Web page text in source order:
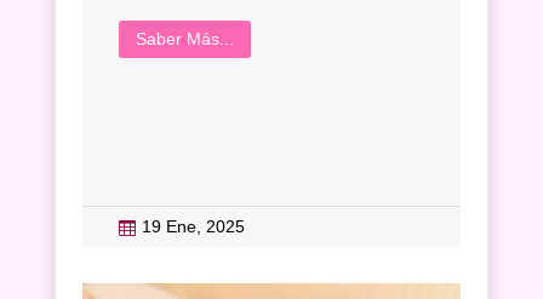
Saber Más...
 19 Ene, 2025